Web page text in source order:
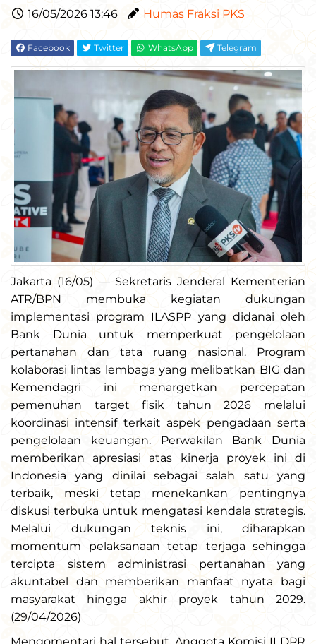
16/05/2026 13:46 Humas Fraksi PKS
Facebook Twitter WhatsApp Telegram
Jakarta (16/05) — Sekretaris Jenderal Kementerian
ATR/BPN membuka kegiatan dukungan
implementasi program ILASPP yang didanai oleh
Bank Dunia untuk memperkuat pengelolaan
pertanahan dan tata ruang nasional. Program
kolaborasi lintas lembaga yang melibatkan BIG dan
Kemendagri ini menargetkan percepatan
pemenuhan target fisik tahun 2026 melalui
koordinasi intensif terkait aspek pengadaan serta
pengelolaan keuangan. Perwakilan Bank Dunia
memberikan apresiasi atas kinerja proyek ini di
Indonesia yang dinilai sebagai salah satu yang
terbaik, meski tetap menekankan pentingnya
diskusi terbuka untuk mengatasi kendala strategis.
Melalui dukungan teknis ini, diharapkan
momentum pelaksanaan tetap terjaga sehingga
tercipta sistem administrasi pertanahan yang
akuntabel dan memberikan manfaat nyata bagi
masyarakat hingga akhir proyek tahun 2029.
(29/04/2026)